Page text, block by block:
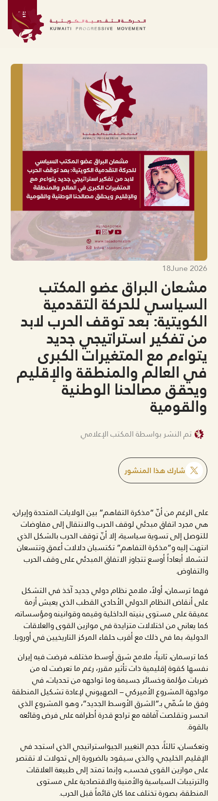
June 2026
18
مشعان البراق عضو المكتب
السياسي للحركة التقدمية
الكويتية: بعد توقف الحرب لابد
من تفكير استراتيجي جديد
يتواءم مع المتغيرات الكبرى
في العالم والمنطقة والإقليم
ويحقق مصالحنا الوطنية
والقومية
تم النشر بواسطة المكتب الإعلامي
شارك هذا المنشور
على الرغم من أنّ “مذكرة التفاهم” بين الولايات المتحدة وإيران،
هي مجرد اتفاق مبدئي لوقف الحرب والانتقال إلى مفاوضات
للتوصل إلى تسوية سياسية، إلا أنّ توقف الحرب بالشكل الذي
انتهت إليه و”مذكرة التفاهم” تكتسبان دلالات أعمق وتتسعان
لتشملا أبعاداً أوسع تتجاوز الاتفاق المبدئي على وقف الحرب
والتفاوض.
فهما ترسمان، أولاً، ملامح نظام دولي جديد آخذ في التشكل
على أنقاض النظام الدولي الأحادي القطب الذي يعيش أزمة
عميقة على مستوى بنيته الداخلية وقيمه وقوانينه ومؤسساته،
كما يعاني من اختلالات متزايدة في موازين القوى والعلاقات
الدولية، بما في ذلك مع أقرب حلفاء المركز التاريخيين في أوروبا.
كما ترسمان، ثانياً، ملامح شرق أوسط مختلف، فرضت فيه إيران
نفسها كقوة إقليمية ذات تأثير مقرر، رغم ما تعرضت له من
ضربات مؤلمة وخسائر جسيمة وما تواجهه من تحديات، في
مواجهة المشروع الأميركي – الصهيوني لإعادة تشكيل المنطقة
وفق ما سُمّي بـ”الشرق الأوسط الجديد”، وهو المشروع الذي
انحسر وتقلصت آفاقه مع تراجع قدرة أطرافه على فرض وقائعه
بالقوة.
وتعكسان، ثالثاً، حجم التغيير الجيواستراتيجي الذي استجد في
الإقليم الخليجي، والذي سيقود بالضرورة إلى تحولات لا تقتصر
على موازين القوى فحسب، وإنما تمتد إلى طبيعة العلاقات
والترتيبات السياسية والأمنية والاقتصادية على مستوى
المنطقة، بصورة تختلف عما كان قائماً قبل الحرب.